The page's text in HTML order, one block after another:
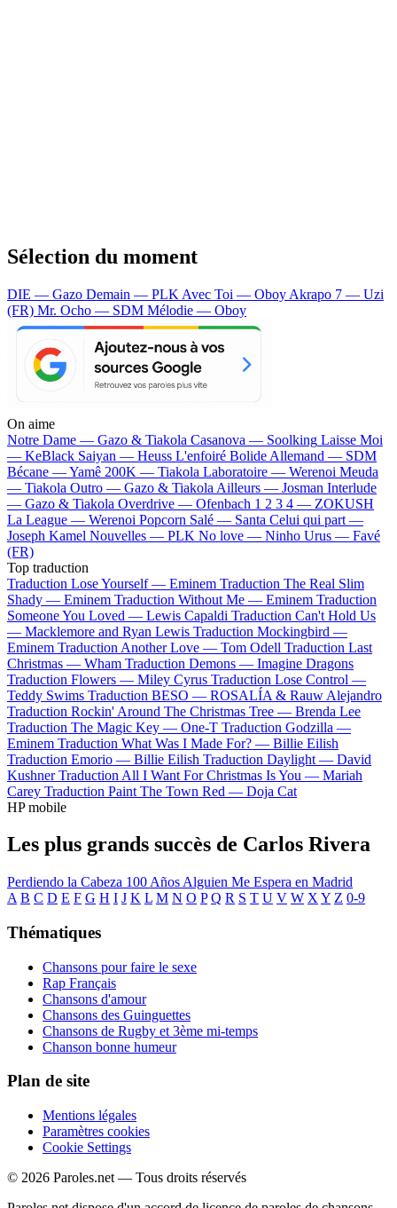
Sélection du moment
DIE — Gazo Demain — PLK Avec Toi — Oboy Akrapo 7 — Uzi
(FR) Mr. Ocho — SDM Mélodie — Oboy
On aime
Notre Dame — Gazo & Tiakola Casanova — Soolking Laisse Moi
— KeBlack Saiyan — Heuss L'enfoiré Bolide Allemand — SDM
Bécane —Yamê 200K — Tiakola Laboratoire — Werenoi Meuda
— Tiakola Outro — Gazo & Tiakola Ailleurs — Josman Interlude
— Gazo & Tiakola Overdrive — Ofenbach 1 2 3 4 — ZOKUSH
La League — Werenoi Popcorn Salé — Santa Celui qui part —
Joseph Kamel Nouvelles — PLK No love — Ninho Urus — Favé
(FR)
Top traduction
Traduction Lose Yourself — Eminem Traduction The Real Slim
Shady — Eminem Traduction Without Me — Eminem Traduction
Someone You Loved — Lewis Capaldi Traduction Can't Hold Us
— Macklemore and Ryan Lewis Traduction Mockingbird —
Eminem Traduction Another Love — Tom Odell Traduction Last
Christmas — Wham Traduction Demons — Imagine Dragons
Traduction Flowers — Miley Cyrus Traduction Lose Control —
Teddy Swims Traduction BESO — ROSALÍA & Rauw Alejandro
Traduction Rockin' Around The Christmas Tree — Brenda Lee
Traduction The Magic Key — One-T Traduction Godzilla —
Eminem Traduction What Was I Made For? — Billie Eilish
Traduction Emorio — Billie Eilish Traduction Daylight — David
Kushner Traduction All I Want For Christmas Is You — Mariah
Carey Traduction Paint The Town Red — Doja Cat
HP mobile
Les plus grands succès de Carlos Rivera
Perdiendo la Cabeza 100 Años Alguien Me Espera en Madrid
A B C D E F G H I J K L M N O P Q R S T U V W X Y Z 0-9
Thématiques
Chansons pour faire le sexe
Rap Français
Chansons d'amour
Chansons des Guinguettes
Chansons de Rugby et 3ème mi-temps
Chanson bonne humeur
Plan de site
Mentions légales
Paramètres cookies
Cookie Settings
© 2026 Paroles.net — Tous droits réservés